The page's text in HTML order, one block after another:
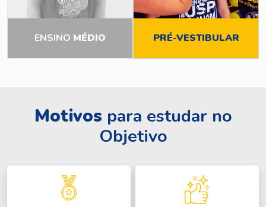
ENSINO MÉDIO PRÉ-VESTIBULAR
Motivos para estudar no
Objetivo